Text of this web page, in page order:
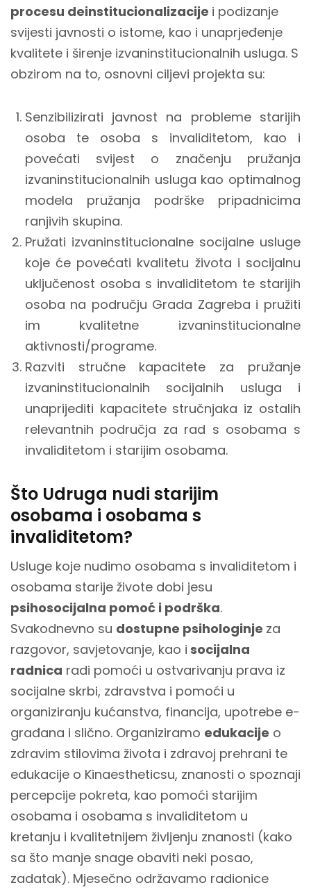
procesu deinstitucionalizacije i podizanje
svijesti javnosti o istome, kao i unaprjeđenje
kvalitete i širenje izvaninstitucionalnih usluga. S
obzirom na to, osnovni ciljevi projekta su:
Senzibilizirati javnost na probleme starijih
osoba te osoba s invaliditetom, kao i
povećati svijest o značenju pružanja
izvaninstitucionalnih usluga kao optimalnog
modela pružanja podrške pripadnicima
ranjivih skupina.
Pružati izvaninstitucionalne socijalne usluge
koje će povećati kvalitetu života i socijalnu
uključenost osoba s invaliditetom te starijih
osoba na području Grada Zagreba i pružiti
im kvalitetne izvaninstitucionalne
aktivnosti/programe.
Razviti stručne kapacitete za pružanje
izvaninstitucionalnih socijalnih usluga i
unaprijediti kapacitete stručnjaka iz ostalih
relevantnih područja za rad s osobama s
invaliditetom i starijim osobama.
Što Udruga nudi starijim
osobama i osobama s
invaliditetom?
Usluge koje nudimo osobama s invaliditetom i
osobama starije živote dobi jesu
psihosocijalna pomoć i podrška.
Svakodnevno su dostupne psihologinje za
razgovor, savjetovanje, kao i socijalna
radnica radi pomoći u ostvarivanju prava iz
socijalne skrbi, zdravstva i pomoći u
organiziranju kućanstva, financija, upotrebe e-
građana i slično. Organiziramo edukacije o
zdravim stilovima života i zdravoj prehrani te
edukacije o Kinaestheticsu, znanosti o spoznaji
percepcije pokreta, kao pomoći starijim
osobama i osobama s invaliditetom u
kretanju i kvalitetnijem življenju znanosti (kako
sa što manje snage obaviti neki posao,
zadatak). Mjesečno održavamo radionice